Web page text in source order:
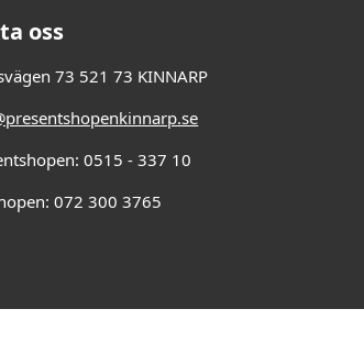
oss
73 521 73 KINNARP
0515 - 337 10
072 300 3765